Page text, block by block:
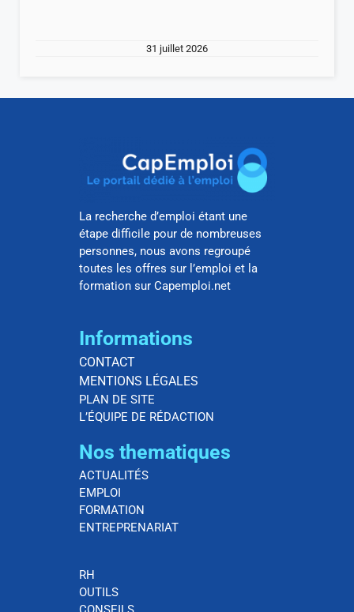
31 juillet 2026
La recherche d’emploi étant une
étape difficile pour de nombreuses
personnes, nous avons regroupé
toutes les offres sur l’emploi et la
formation sur Capemploi.net
Informations
CONTACT
MENTIONS LÉGALES
PLAN DE SITE
L’ÉQUIPE DE RÉDACTION
Nos thematiques
ACTUALITÉS
EMPLOI
FORMATION
ENTREPRENARIAT
RH
OUTILS